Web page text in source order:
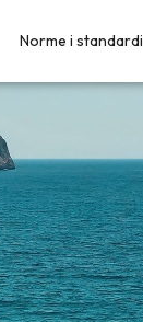
Norme i standardi